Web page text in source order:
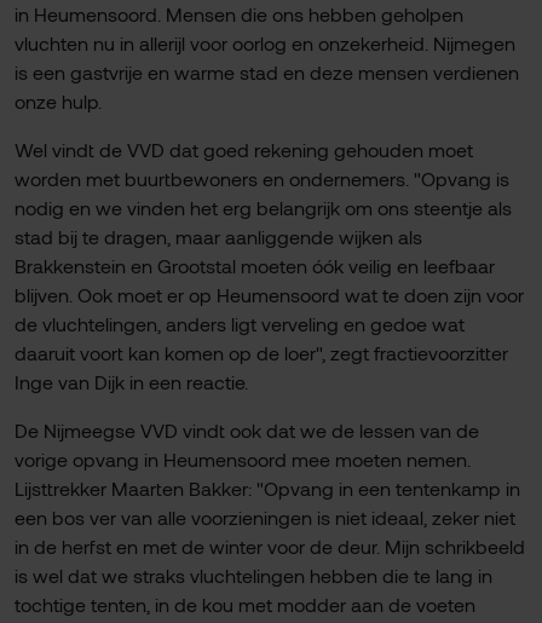
in Heumensoord. Mensen die ons hebben geholpen
vluchten nu in allerijl voor oorlog en onzekerheid. Nijmegen
is een gastvrije en warme stad en deze mensen verdienen
onze hulp.
Wel vindt de VVD dat goed rekening gehouden moet
worden met buurtbewoners en ondernemers. "Opvang is
nodig en we vinden het erg belangrijk om ons steentje als
stad bij te dragen, maar aanliggende wijken als
Brakkenstein en Grootstal moeten óók veilig en leefbaar
blijven. Ook moet er op Heumensoord wat te doen zijn voor
de vluchtelingen, anders ligt verveling en gedoe wat
daaruit voort kan komen op de loer", zegt fractievoorzitter
Inge van Dijk in een reactie.
De Nijmeegse VVD vindt ook dat we de lessen van de
vorige opvang in Heumensoord mee moeten nemen.
Lijsttrekker Maarten Bakker: "Opvang in een tentenkamp in
een bos ver van alle voorzieningen is niet ideaal, zeker niet
in de herfst en met de winter voor de deur. Mijn schrikbeeld
is wel dat we straks vluchtelingen hebben die te lang in
tochtige tenten, in de kou met modder aan de voeten